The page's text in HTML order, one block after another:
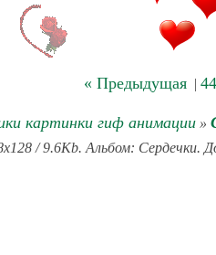
« Предыдущая| 44
картинки гиф анимации»
/ 9.6Kb. Альбом: Сердечки.